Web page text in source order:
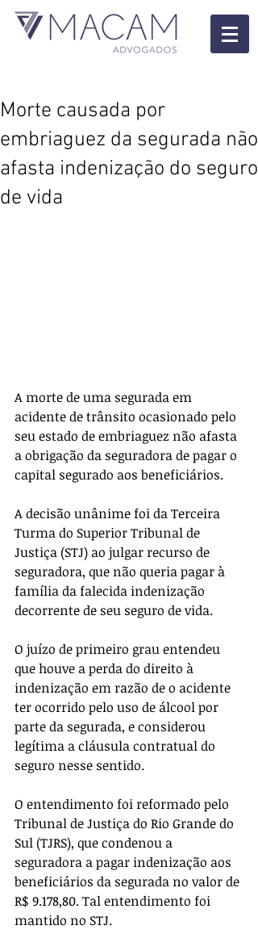
Morte causada por
embriaguez da segurada não
afasta indenização do seguro
de vida
A morte de uma segurada em
acidente de trânsito ocasionado pelo
seu estado de embriaguez não afasta
a obrigação da seguradora de pagar o
capital segurado aos beneficiários.
A decisão unânime foi da Terceira
Turma do Superior Tribunal de
Justiça (STJ) ao julgar recurso de
seguradora, que não queria pagar à
família da falecida indenização
decorrente de seu seguro de vida.
O juízo de primeiro grau entendeu
que houve a perda do direito à
indenização em razão de o acidente
ter ocorrido pelo uso de álcool por
parte da segurada, e considerou
legítima a cláusula contratual do
seguro nesse sentido.
O entendimento foi reformado pelo
Tribunal de Justiça do Rio Grande do
Sul (TJRS), que condenou a
seguradora a pagar indenização aos
beneficiários da segurada no valor de
R$ 9.178,80. Tal entendimento foi
mantido no STJ.